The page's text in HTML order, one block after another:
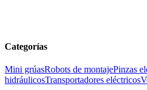
Categorías
Mini grúasRobots de montajePinzas
hidráulicosTransportadores eléctricos